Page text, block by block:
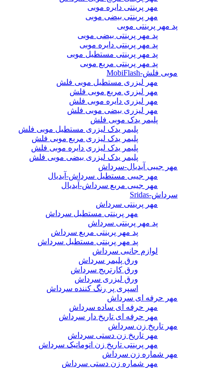
مهر پرینتی دایره موبی
مهر پرینتی بیضی موبی
پد مهر پرینتی موبی
پد مهر پرینتی بیضی موبی
پد مهر پرینتی دایره موبی
پد مهر پرینتی مستطیل موبی
پد مهر پرینتی مربع موبی
موبی فلش-MobiFlash
مهر لیزری مستطیل موبی فلش
مهر لیزری مربع موبی فلش
مهر لیزری دایره موبی فلش
مهر لیزری بیضی موبی فلش
پلیمر یدک موبی فلش
پلیمر یدک لیزری مستطیل موبی فلش
پلیمر یدک لیزری مربع موبی فلش
پلیمر یدک لیزری دایره موبی فلش
پلیمر یدک لیزری بیضی موبی فلش
مهر جیبی آیدیال-سرداش
مهر جیبی مستطیل سرداش-آیدیال
مهر جیبی مربع سرداش-آیدیال
سرداش-Sridas
مهر پرینتی سرداش
مهر پرینتی مستطیل سرداش
پد مهر پرینتی سرداش
پد مهر پرینتی مربع سرداش
پد مهر پرینتی مستطیل سرداش
لوازم جانبی سرداش
ورق پلیمر سرداش
ورق کارتریج سرداش
ورق لیزری سرداش
اسپری پر رنگ کننده سرداش
مهر حرفه ای سرداش
مهر حرفه ای ساده سرداش
مهر حرفه ای تاریخ دار سرداش
مهر تاریخ زن سرداش
مهر تاریخ زن دستی سرداش
مهر پرینتی تاریخ زن اتوماتیک سرداش
مهر شماره زن سرداش
مهر شماره زن دستی سرداش